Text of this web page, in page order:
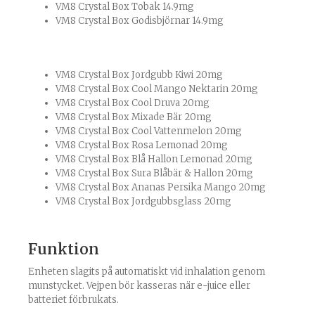
VM8 Crystal Box Tobak 14.9mg
VM8 Crystal Box Godisbjörnar 14.9mg
VM8 Crystal Box Jordgubb Kiwi 20mg
VM8 Crystal Box Cool Mango Nektarin 20mg
VM8 Crystal Box Cool Druva 20mg
VM8 Crystal Box Mixade Bär 20mg
VM8 Crystal Box Cool Vattenmelon 20mg
VM8 Crystal Box Rosa Lemonad 20mg
VM8 Crystal Box Blå Hallon Lemonad 20mg
VM8 Crystal Box Sura Blåbär & Hallon 20mg
VM8 Crystal Box Ananas Persika Mango 20mg
VM8 Crystal Box Jordgubbsglass 20mg
Funktion
Enheten slagits på automatiskt vid inhalation genom
munstycket. Vejpen bör kasseras när e-juice eller
batteriet förbrukats.